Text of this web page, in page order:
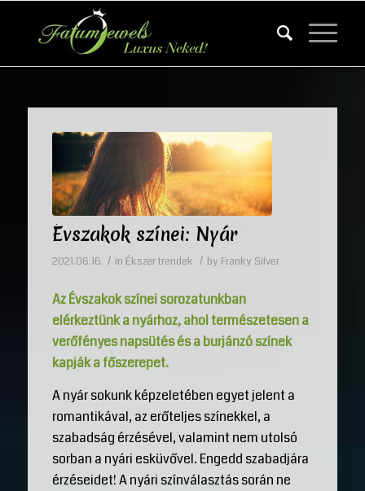
Évszakok színei: Nyár
2021.06.16. / in Ékszer trendek / by Franky Silver
Az Évszakok színei sorozatunkban
elérkeztünk a nyárhoz, ahol természetesen a
verőfényes napsütés és a burjánzó színek
kapják a főszerepet.
A nyár sokunk képzeletében egyet jelent a
romantikával, az erőteljes színekkel, a
szabadság érzésével, valamint nem utolsó
sorban a nyári esküvővel. Engedd szabadjára
érzéseidet! A nyári színválasztás során ne